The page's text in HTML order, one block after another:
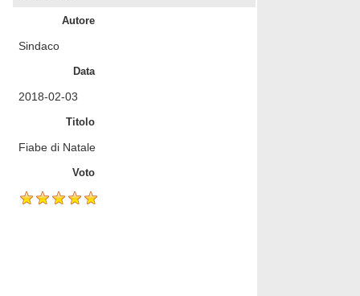
Autore
Sindaco
Data
2018-02-03
Titolo
Fiabe di Natale
Voto